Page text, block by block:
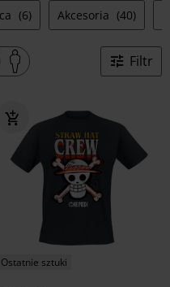
(6) Akcesoria (40)
Filtr
Ostatnie sztuki